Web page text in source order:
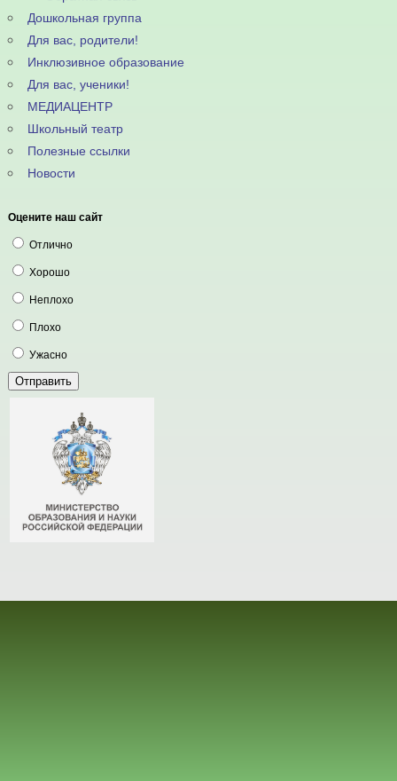
Дошкольная группа
Для вас, родители!
Инклюзивное образование
Для вас, ученики!
МЕДИАЦЕНТР
Школьный театр
Полезные ссылки
Новости
Оцените наш сайт
Отлично
Хорошо
Неплохо
Плохо
Ужасно